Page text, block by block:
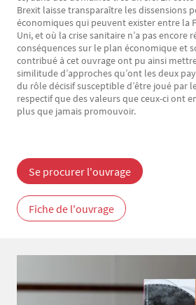
Brexit laisse transparaître les dissensions
économiques qui peuvent exister entre la
Uni, et où la crise sanitaire n’a pas encore
conséquences sur le plan économique et
contribué à cet ouvrage ont pu ainsi
similitude d’approches qu’ont les deux
du rôle décisif susceptible d’être joué par
respectif que des valeurs que ceux-ci ont
plus que jamais promouvoir.
Se procurer l'ouvrage
Fiche de l'ouvrage